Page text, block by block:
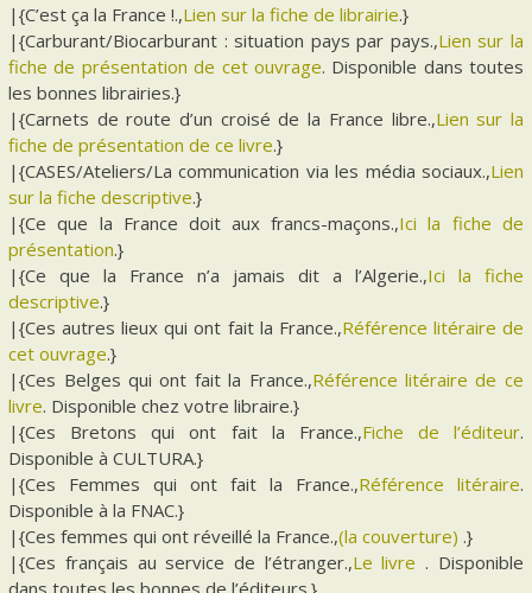
|{C’est ça la France !.,Lien sur la fiche de librairie.}
|{Carburant/Biocarburant : situation pays par pays.,Lien sur la
fiche de présentation de cet ouvrage. Disponible dans toutes
les bonnes librairies.}
|{Carnets de route d’un croisé de la France libre.,Lien sur la
fiche de présentation de ce livre.}
|{CASES/Ateliers/La communication via les média sociaux.,Lien
sur la fiche descriptive.}
|{Ce que la France doit aux francs-maçons.,Ici la fiche de
présentation.}
|{Ce que la France n’a jamais dit a l’Algerie.,Ici la fiche
descriptive.}
|{Ces autres lieux qui ont fait la France.,Référence litéraire de
cet ouvrage.}
|{Ces Belges qui ont fait la France.,Référence litéraire de ce
livre. Disponible chez votre libraire.}
|{Ces Bretons qui ont fait la France.,Fiche de l’éditeur.
Disponible à CULTURA.}
|{Ces Femmes qui ont fait la France.,Référence litéraire.
Disponible à la FNAC.}
|{Ces femmes qui ont réveillé la France.,(la couverture) .}
|{Ces français au service de l’étranger.,Le livre . Disponible